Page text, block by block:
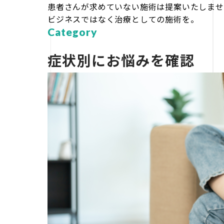
患者さんが求めていない施術は提案いたしま
ビジネスではなく治療としての施術を。
Category
症状別にお悩みを確認